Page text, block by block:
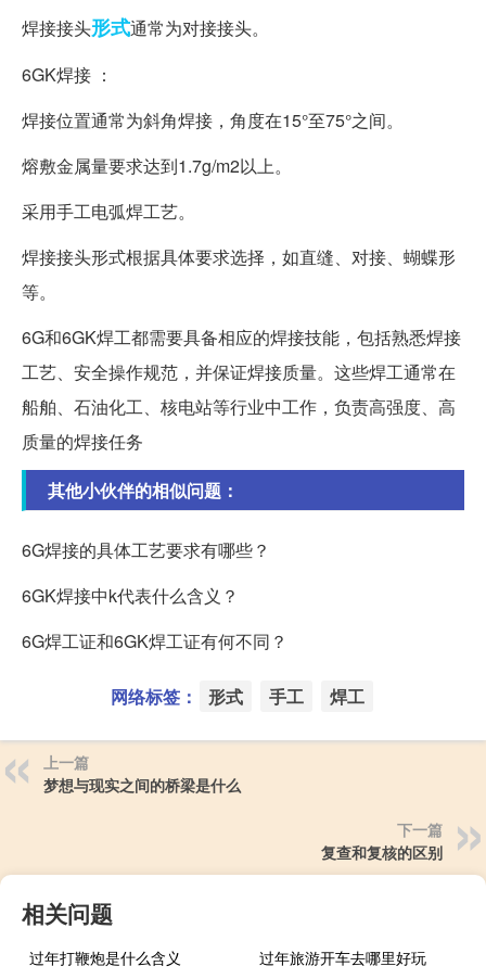
焊接接头形式通常为对接接头。
6GK焊接 ：
焊接位置通常为斜角焊接，角度在15°至75°之间。
熔敷金属量要求达到1.7g/m2以上。
采用手工电弧焊工艺。
焊接接头形式根据具体要求选择，如直缝、对接、蝴蝶形
等。
6G和6GK焊工都需要具备相应的焊接技能，包括熟悉焊接
工艺、安全操作规范，并保证焊接质量。这些焊工通常在
船舶、石油化工、核电站等行业中工作，负责高强度、高
质量的焊接任务
其他小伙伴的相似问题：
6G焊接的具体工艺要求有哪些？
6GK焊接中k代表什么含义？
6G焊工证和6GK焊工证有何不同？
网络标签： 形式 手工 焊工
上一篇
梦想与现实之间的桥梁是什么
下一篇
复查和复核的区别
相关问题
过年打鞭炮是什么含义 过年旅游开车去哪里好玩